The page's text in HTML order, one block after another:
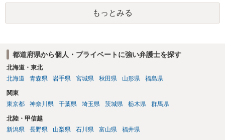
には変わりがありません。 なかなか対応に難しい案件であり、公開の
場でアドバイスを行うのも限界があるように思われますので、資料等
を持参のうえ個別に弁護士に相談されることをお勧めします。
もっとみる
都道府県から個人・プライベートに強い弁護士を探す
北海道・東北
北海道
青森県 岩手県 宮城県 秋田県 山形県 福島県
関東
東京都
神奈川県 千葉県 埼玉県 茨城県 栃木県 群馬県
北陸・甲信越
新潟県
長野県 山梨県 石川県 富山県 福井県